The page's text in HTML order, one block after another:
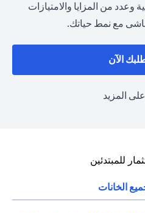
وعدد من المزايا والامتيازات
مع نمط حياتك.
الآن
المزيد
للمبتدئين
الخانات